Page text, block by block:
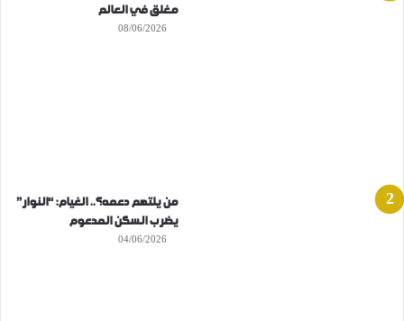
مغلق في العالم
08/06/2026
من يلتهم دعمه؟.. الغيام: “النوار”
يضرب السكن المدعوم
04/06/2026